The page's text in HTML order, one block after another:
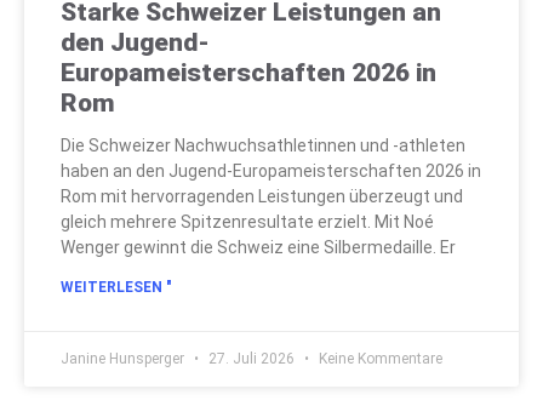
Starke Schweizer Leistungen an
den Jugend-
Europameisterschaften 2026 in
Rom
Die Schweizer Nachwuchsathletinnen und -athleten
haben an den Jugend-Europameisterschaften 2026 in
Rom mit hervorragenden Leistungen überzeugt und
gleich mehrere Spitzenresultate erzielt. Mit Noé
Wenger gewinnt die Schweiz eine Silbermedaille. Er
WEITERLESEN "
Janine Hunsperger 27. Juli 2026 Keine Kommentare